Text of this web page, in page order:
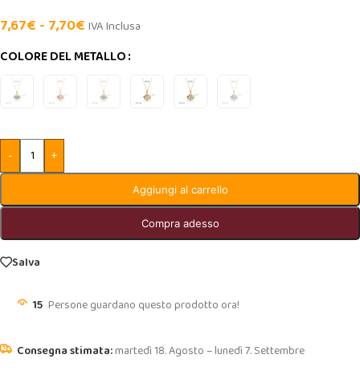
7,67€ - 7,70€ IVA Inclusa
COLORE DEL METALLO
- +
Aggiungi al carrello
Compra adesso
Salva
15 Persone guardano questo prodotto ora!
martedì 18. Agosto – lunedì 7. Settembre